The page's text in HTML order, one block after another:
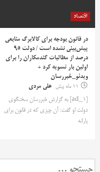
اقتصاد
در قانون بودجه برای کالابرگ منابعی
پیش‌بینی نشده است / دولت 95
درصد از مطالبات گندمکاران را برای
اولین بار تسویه کرد +
ویدئو_خبررسان
11 ماه پیش
علی مردی
[ad_1] به گزارش خبررسان سخنگوی
دولت او گفت: آن چیزی که در قانون برای
یارانه
جستجو